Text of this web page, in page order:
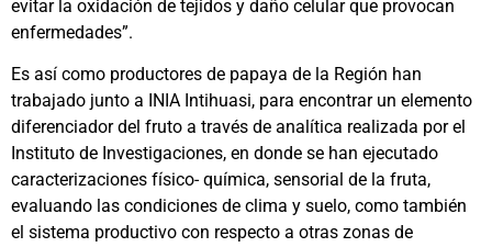
evitar la oxidación de tejidos y daño celular que provocan
enfermedades”.
Es así como productores de papaya de la Región han
trabajado junto a INIA Intihuasi, para encontrar un elemento
diferenciador del fruto a través de analítica realizada por el
Instituto de Investigaciones, en donde se han ejecutado
caracterizaciones físico- química, sensorial de la fruta,
evaluando las condiciones de clima y suelo, como también
el sistema productivo con respecto a otras zonas de